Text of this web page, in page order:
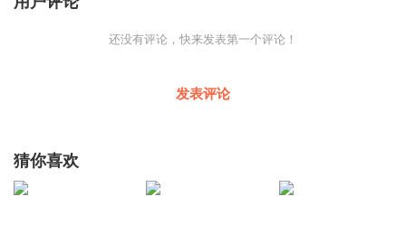
还没有评论，快来发表第一个评论！
发表评论
猜你喜欢